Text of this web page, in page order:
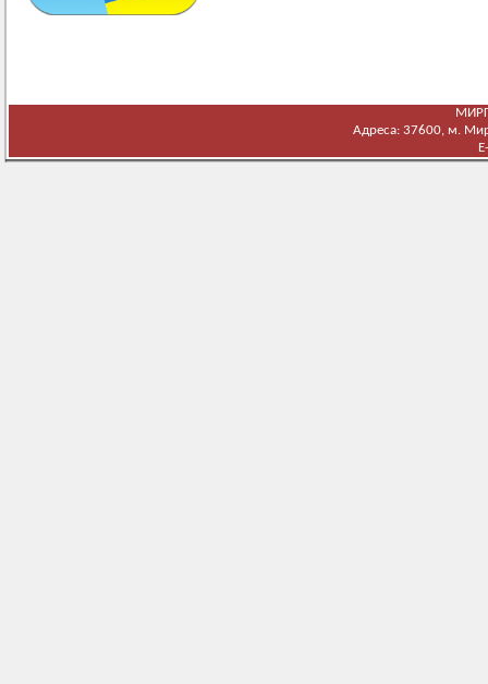
Адреса: 37600, м.